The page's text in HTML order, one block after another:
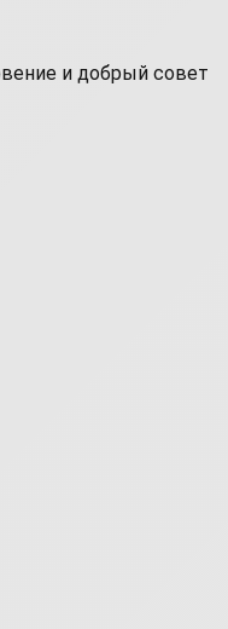
и добрый совет